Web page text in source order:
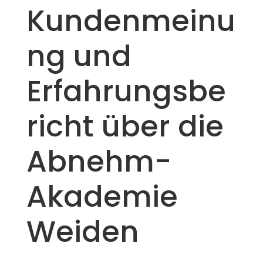
Kundenmeinu
ng und
Erfahrungsbe
richt über die
Abnehm-
Akademie
Weiden